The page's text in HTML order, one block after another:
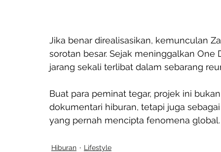
Jika benar direalisasikan, kemunculan
sorotan besar. Sejak meninggalkan
jarang sekali terlibat dalam sebarang
Buat para peminat tegar, projek ini
dokumentari hiburan, tetapi juga
yang pernah mencipta fenomena global.
Hiburan Lifestyle